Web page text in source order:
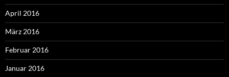
April 2016
März 2016
Februar 2016
Januar 2016